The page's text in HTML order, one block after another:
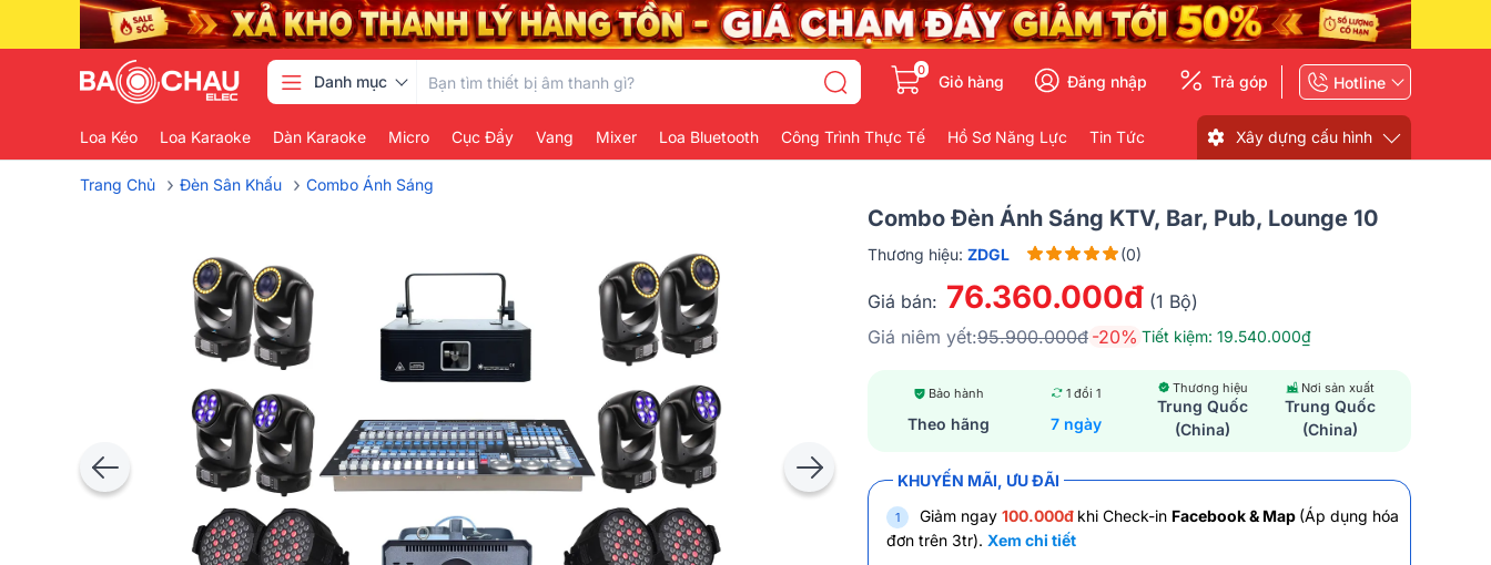
Danh mục
0
Giỏ hàng Đăng nhập Trả góp Hotline
Loa Kéo Loa Karaoke Dàn Karaoke Micro Cục Đẩy Vang Mixer Loa Bluetooth Công Trình Thực Tế Hồ Sơ Năng Lực Tin Tức Xây dựng cấu hình
Trang Chủ › Đèn Sân Khấu › Combo Ánh Sáng
Combo Đèn Ánh Sáng KTV, Bar, Pub, Lounge 10
Thương hiệu: ZDGL (0)
Giá bán: 76.360.000đ (1 Bộ)
Giá niêm yết:95.900.000đ -20% Tiết kiệm: 19.540.000₫
Bảo hành
Theo hãng
1 đổi 1
7 ngày
Thương hiệu
Trung Quốc
(China)
Nơi sản xuất
Trung Quốc
(China)
KHUYẾN MÃI, ƯU ĐÃI
Giảm ngay 100.000đ khi Check-in Facebook & Map (Áp dụng hóa
đơn trên 3tr). Xem chi tiết